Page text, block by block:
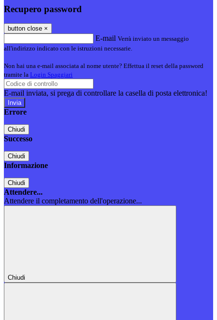
Recupero password
button close ×
E-mail Verrà inviato un messaggio
all'indirizzo indicato con le istruzioni necessarie.
Non hai una e-mail associata al nome utente? Effettua il reset della password
tramite la Login Spaggiari
E-mail inviata, si prega di controllare la casella di posta elettronica!
Errore
Chiudi
Successo
Chiudi
Informazione
Chiudi
Attendere...
Attendere il completamento dell'operazione...
Chiudi